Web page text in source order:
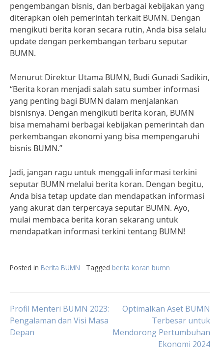
pengembangan bisnis, dan berbagai kebijakan yang
diterapkan oleh pemerintah terkait BUMN. Dengan
mengikuti berita koran secara rutin, Anda bisa selalu
update dengan perkembangan terbaru seputar
BUMN.
Menurut Direktur Utama BUMN, Budi Gunadi Sadikin,
“Berita koran menjadi salah satu sumber informasi
yang penting bagi BUMN dalam menjalankan
bisnisnya. Dengan mengikuti berita koran, BUMN
bisa memahami berbagai kebijakan pemerintah dan
perkembangan ekonomi yang bisa mempengaruhi
bisnis BUMN.”
Jadi, jangan ragu untuk menggali informasi terkini
seputar BUMN melalui berita koran. Dengan begitu,
Anda bisa tetap update dan mendapatkan informasi
yang akurat dan terpercaya seputar BUMN. Ayo,
mulai membaca berita koran sekarang untuk
mendapatkan informasi terkini tentang BUMN!
Posted in Berita BUMN Tagged berita koran bumn
Post
navigation
Profil Menteri BUMN 2023:
Pengalaman dan Visi Masa
Depan
Optimalkan Aset BUMN
Terbesar untuk
Mendorong Pertumbuhan
Ekonomi 2024